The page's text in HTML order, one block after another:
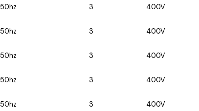
50hz 3 400V
50hz 3 400V
50hz 3 400V
50hz 3 400V
50hz 3 400V